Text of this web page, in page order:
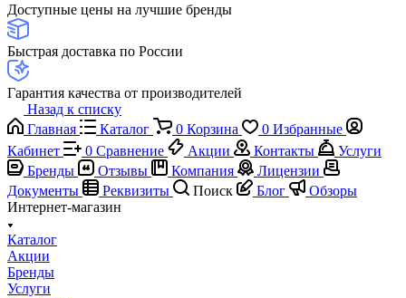
Доступные цены на лучшие бренды
Быстрая доставка по России
Гарантия качества от производителей
Назад к списку
Главная
Каталог 0 Корзина 0 Избранные
Кабинет
0 Сравнение Акции Контакты
Услуги
Бренды
Отзывы Компания
Лицензии
Документы
Реквизиты Поиск Блог
Обзоры
Интернет-магазин
Каталог
Акции
Бренды
Услуги